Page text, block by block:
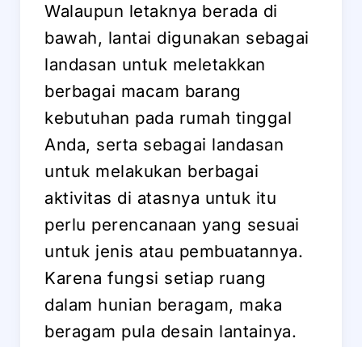
Walaupun letaknya berada di
bawah, lantai digunakan sebagai
landasan untuk meletakkan
berbagai macam barang
kebutuhan pada rumah tinggal
Anda, serta sebagai landasan
untuk melakukan berbagai
aktivitas di atasnya untuk itu
perlu perencanaan yang sesuai
untuk jenis atau pembuatannya.
Karena fungsi setiap ruang
dalam hunian beragam, maka
beragam pula desain lantainya.